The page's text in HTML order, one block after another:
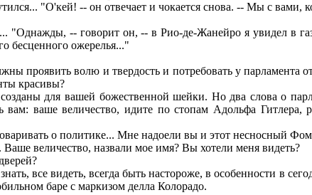
"О'кей! -- он отвечает и чокается снова. -- Мы с вами,
"Однажды, -- говорит он, -- в Рио-де-Жанейро я увидел в
бесценного ожерелья..."
проявить волю и твердость и потребовать у
красивы?
для вашей божественной шейки. Но два слова о
ваше величество, идите по стопам Адольфа Гитлера,
о политике... Мне надоели вы и этот несносный
Ваше величество, назвали мое имя? Вы хотели меня видеть?
все видеть, всегда быть настороже, в особенности в
баре с маркизом делла Колорадо.